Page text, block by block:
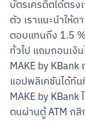
บัตรเครดิตได้ตรง
ตัว เราแนะนำให้
ตอบแทนถึง 1.5
ทั่วไป แถมถอนเงิ
MAKE by
แอปพลิเคชันได้ทั
MAKE by
ตนผ่านตู้ ATM กสิ